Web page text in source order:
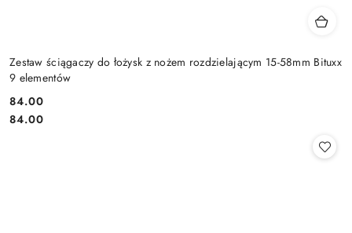
Zestaw ściągaczy do łożysk z nożem rozdzielającym 15-58mm Bituxx
9 elementów
Cena:
84.00
Cena:
84.00